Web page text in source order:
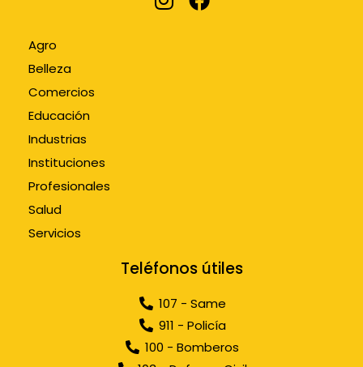
Agro
Belleza
Comercios
Educación
Industrias
Instituciones
Profesionales
Salud
Servicios
Teléfonos útiles
107 - Same
911 - Policía
100 - Bomberos